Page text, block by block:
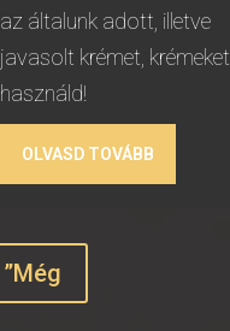
az általunk adott, illetve
javasolt krémet, krémeket
használd!
OLVASD TOVÁBB
”Még